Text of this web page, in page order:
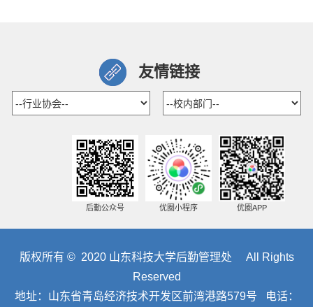
友情链接
优圈APP
优圈小程序
后勤公众号
版权所有 © 2020 山东科技大学后勤管理处 All Rights
Reserved
地址：山东省青岛经济技术开发区前湾港路579号 电话：